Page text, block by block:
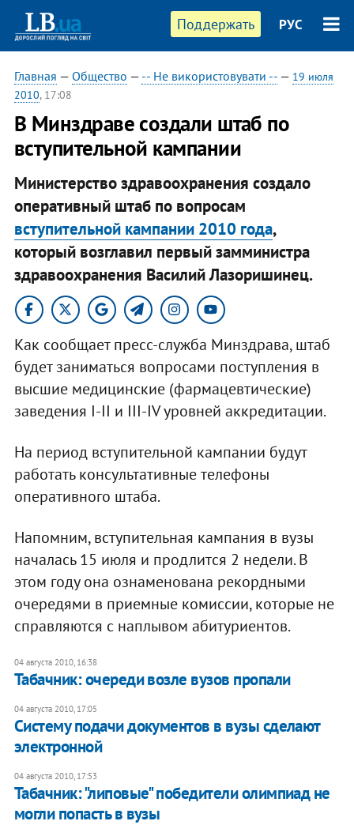
Поддержать РУС
Главная — Общество — -- Не використовувати --— 19 июля
2010, 17:08
В Минздраве создали штаб по
вступительной кампании
Министерство здравоохранения создало
оперативный штаб по вопросам
вступительной кампании 2010 года,
который возглавил первый замминистра
здравоохранения Василий Лазоришинец.
Как сообщает пресс-служба Минздрава, штаб
будет заниматься вопросами поступления в
высшие медицинские (фармацевтические)
заведения І-ІІ и ІІІ-ІV уровней аккредитации.
На период вступительной кампании будут
работать консультативные телефоны
оперативного штаба.
Напомним, вступительная кампания в вузы
началась 15 июля и продлится 2 недели. В
этом году она ознаменована рекордными
очередями в приемные комиссии, которые не
справляются с наплывом абитуриентов.
04 августа 2010, 16:38
Табачник: очереди возле вузов пропали
04 августа 2010, 17:05
Систему подачи документов в вузы сделают
электронной
04 августа 2010, 17:53
Табачник: "липовые" победители олимпиад не
могли попасть в вузы